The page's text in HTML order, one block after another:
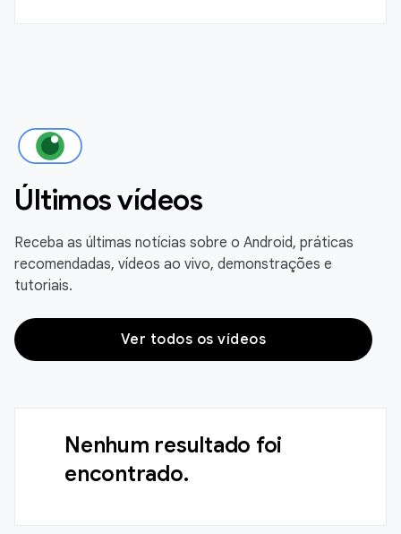
Últimos vídeos
Receba as últimas notícias sobre o Android, práticas
recomendadas, vídeos ao vivo, demonstrações e
tutoriais.
Ver todos os vídeos
Nenhum resultado foi
encontrado.